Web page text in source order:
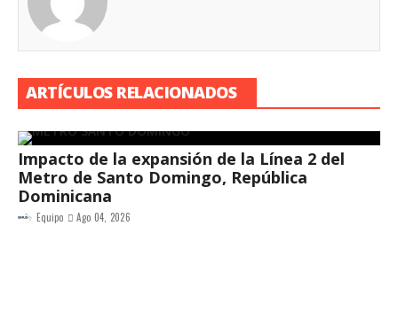
ARTÍCULOS RELACIONADOS
Impacto de la expansión de la Línea 2 del
Metro de Santo Domingo, República
Dominicana
Equipo Ago 04, 2026